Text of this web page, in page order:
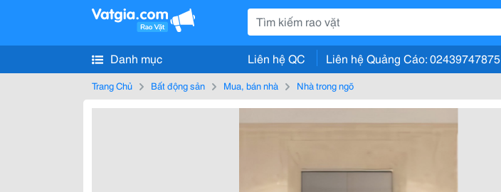
Danh mục Liên hệ QC Liên hệ Quảng Cáo: 02439747875
Trang Chủ Bất động sản Mua, bán nhà Nhà trong ngõ